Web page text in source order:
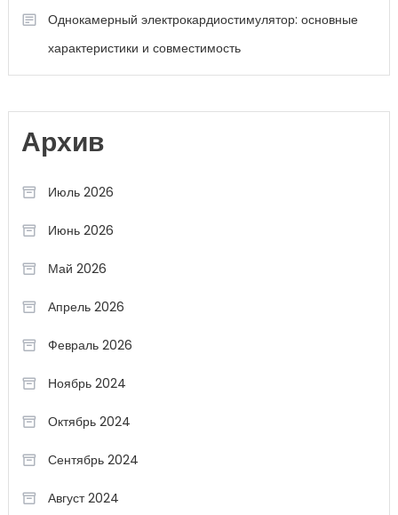
Однокамерный электрокардиостимулятор: основные
характеристики и совместимость
Архив
Июль 2026
Июнь 2026
Май 2026
Апрель 2026
Февраль 2026
Ноябрь 2024
Октябрь 2024
Сентябрь 2024
Август 2024